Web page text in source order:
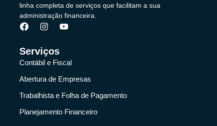
linha completa de serviços que facilitam a sua
administração financeira.
Serviços
Contábil e Fiscal
Abertura de Empresas
Trabalhista e Folha de Pagamento
Planejamento Financeiro